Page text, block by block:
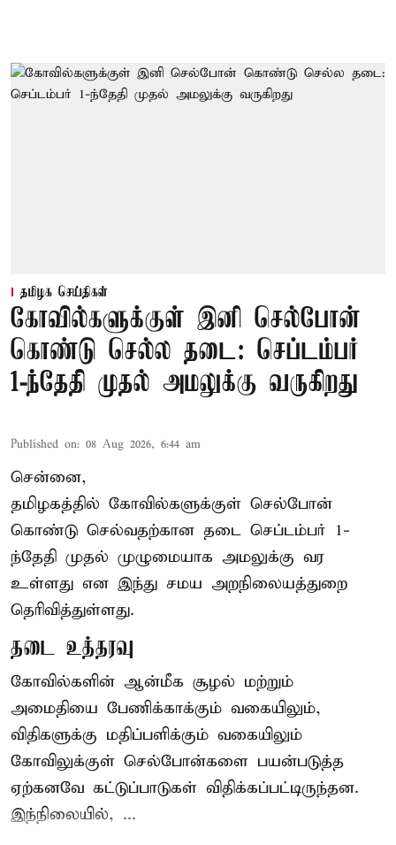
தமிழக செய்திகள்
கோவில்களுக்குள் இனி செல்போன்
கொண்டு செல்ல தடை: செப்டம்பர்
1-ந்தேதி முதல் அமலுக்கு வருகிறது
Published on: 08 Aug 2026, 6:44 am
சென்னை,
தமிழகத்தில் கோவில்களுக்குள் செல்போன்
கொண்டு செல்வதற்கான தடை செப்டம்பர் 1-
ந்தேதி முதல் முழுமையாக அமலுக்கு வர
உள்ளது என இந்து சமய அறநிலையத்துறை
தெரிவித்துள்ளது.
தடை உத்தரவு
கோவில்களின் ஆன்மீக சூழல் மற்றும்
அமைதியை பேணிக்காக்கும் வகையிலும்,
விதிகளுக்கு மதிப்பளிக்கும் வகையிலும்
கோவிலுக்குள் செல்போன்களை பயன்படுத்த
ஏற்கனவே கட்டுப்பாடுகள் விதிக்கப்பட்டிருந்தன.
இந்நிலையில், ...